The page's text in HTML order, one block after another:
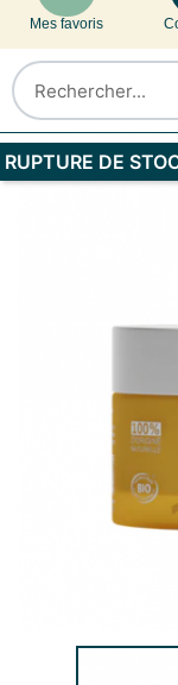
Mes favoris
RUPTURE DE